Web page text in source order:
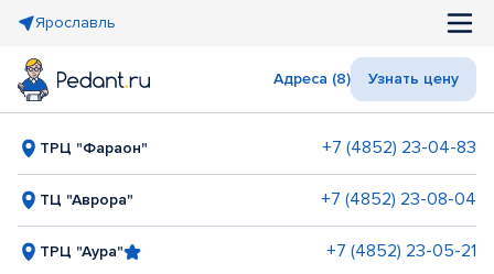
Ярославль
Адреса (8) Узнать цену
ТРЦ "Фараон" +7 (4852) 23-04-83
ТЦ "Аврора" +7 (4852) 23-08-04
ТРЦ "Аура" +7 (4852) 23-05-21